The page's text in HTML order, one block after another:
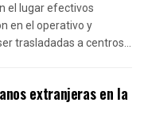
el lugar efectivos
en el operativo y
trasladadas a centros...
extranjeras en la